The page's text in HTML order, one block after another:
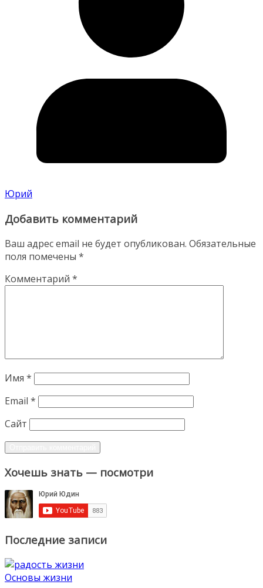
Юрий
Добавить комментарий
Ваш адрес email не будет опубликован. Обязательные
поля помечены *
Комментарий *
Имя *
Email *
Сайт
Хочешь знать — посмотри
Последние записи
Основы жизни